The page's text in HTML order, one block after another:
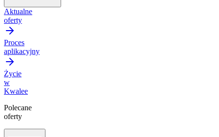
Aktualne
oferty
Proces
aplikacyjny
Życie
w
Kwalee
Polecane
oferty